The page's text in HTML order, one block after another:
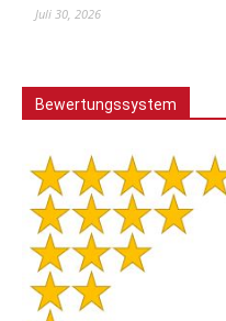
Juli 30, 2026
Bewertungssystem